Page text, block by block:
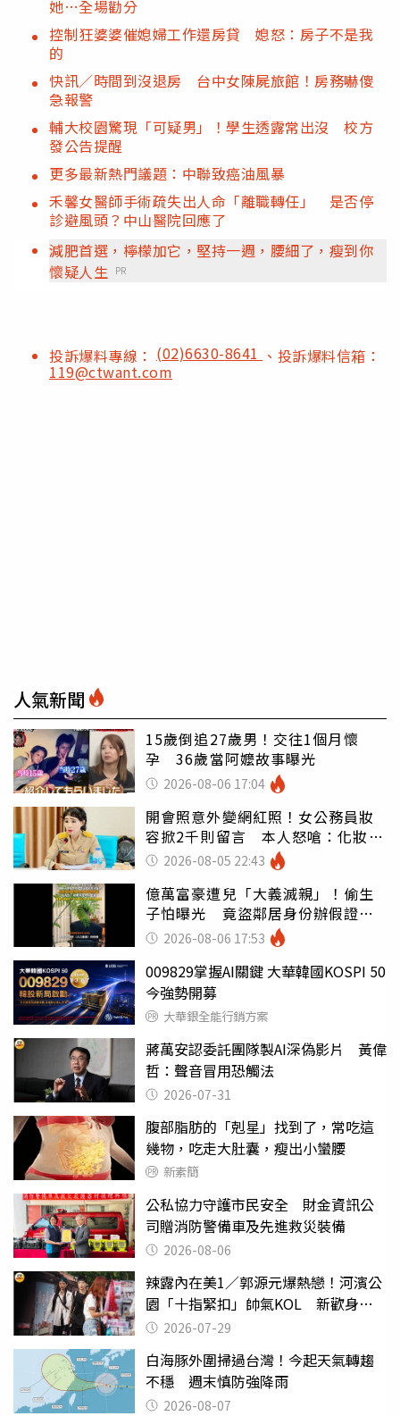
她…全場勸分
控制狂婆婆催媳婦工作還房貸 媳怒：房子不是我
的
快訊／時間到沒退房 台中女陳屍旅館！房務嚇傻
急報警
輔大校園驚現「可疑男」！學生透露常出沒 校方
發公告提醒
更多最新熱門議題：中聯致癌油風暴
禾馨女醫師手術疏失出人命「離職轉任」 是否停
診避風頭？中山醫院回應了
減肥首選，檸檬加它，堅持一週，腰細了，瘦到你
懷疑人生 PR
投訴爆料專線： (02)6630-8641 、投訴爆料信箱：
119@ctwant.com
人氣新聞
15歲倒追27歲男！交往1個月懷
孕 36歲當阿嬤故事曝光
2026-08-06 17:04
開會照意外變網紅照！女公務員妝
容掀2千則留言 本人怒嗆：化妝有
錯嗎2026-08-05 22:43
億萬富豪遭兒「大義滅親」！偷生
子怕曝光 竟盜鄰居身份辦假證落
戶 2026-08-06 17:53
009829掌握AI關鍵 大華韓國KOSPI 50
今強勢開募
大華銀全能行銷方案
蔣萬安認委託團隊製AI深偽影片 黃偉
哲：聲音冒用恐觸法
2026-07-31
腹部脂肪的「剋星」找到了，常吃這
幾物，吃走大肚囊，瘦出小蠻腰
新素簡
公私協力守護市民安全 財金資訊公
司贈消防警備車及先進救災裝備
2026-08-06
辣露內在美1／郭源元爆熱戀！河濱公
園「十指緊扣」帥氣KOL 新歡身份
曝光2026-07-29
白海豚外圍掃過台灣！今起天氣轉趨
不穩 週末慎防強降雨
2026-08-07